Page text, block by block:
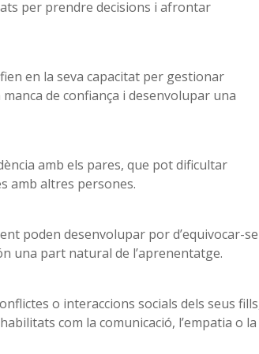
per prendre decisions i afrontar
en la seva capacitat per gestionar
de confiança i desenvolupar una
amb els pares, que pot dificultar
amb altres persones.
poden desenvolupar por d’equivocar-se
una part natural de l’aprenentatge.
o interaccions socials dels seus
com la comunicació, l’empatia o la